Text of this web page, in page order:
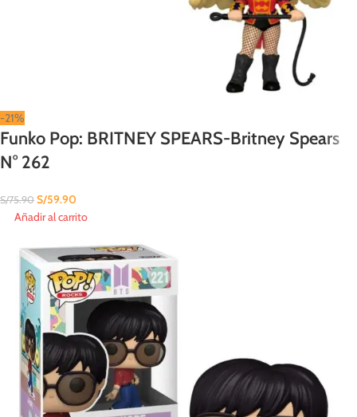
-21%
Funko Pop: BRITNEY SPEARS-Britney Spears
N° 262
S/75.90 S/59.90
Añadir al carrito